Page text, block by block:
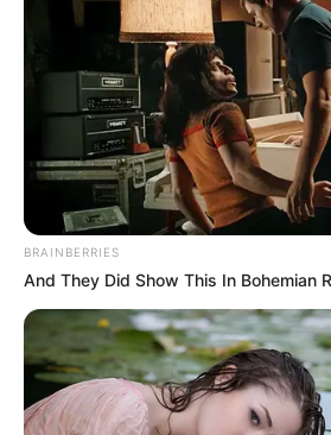
BRAINBERRIES
And They Did Show This In Bohemian